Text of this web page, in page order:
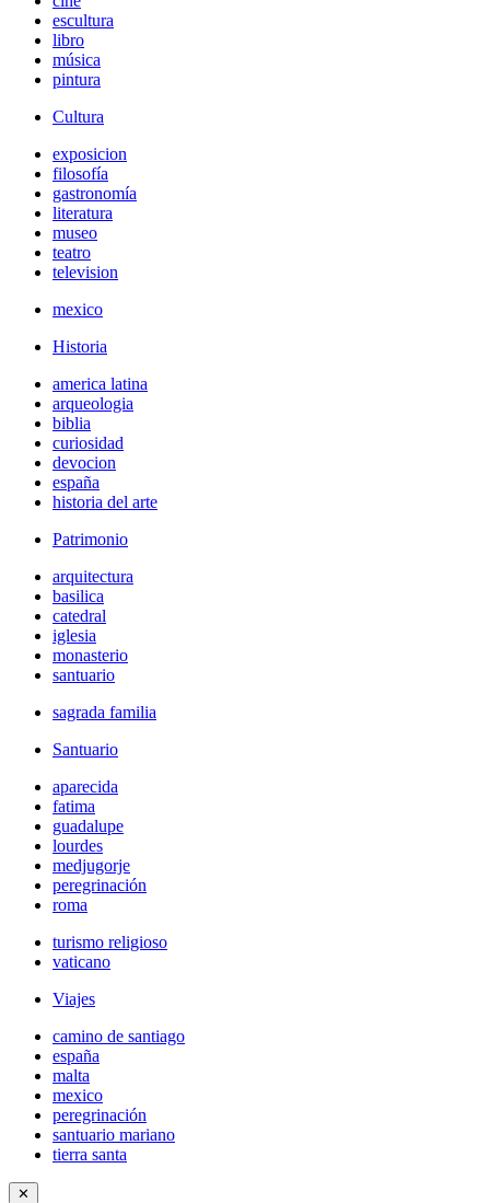
escultura
libro
música
pintura
Cultura
exposicion
filosofía
gastronomía
literatura
museo
teatro
television
mexico
Historia
america latina
arqueologia
biblia
curiosidad
devocion
españa
historia del arte
Patrimonio
arquitectura
basilica
catedral
iglesia
monasterio
santuario
sagrada familia
Santuario
aparecida
fatima
guadalupe
lourdes
medjugorje
peregrinación
roma
turismo religioso
vaticano
Viajes
camino de santiago
españa
malta
mexico
peregrinación
santuario mariano
tierra santa
✕